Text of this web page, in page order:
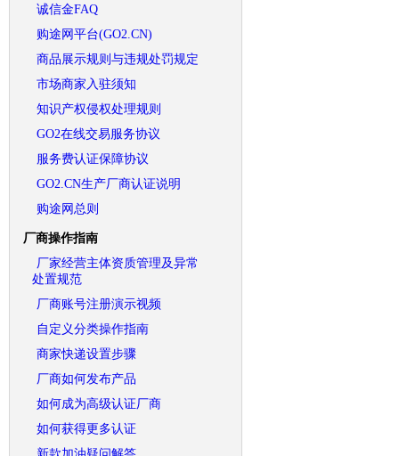
诚信金FAQ
购途网平台(GO2.CN)
商品展示规则与违规处罚规定
市场商家入驻须知
知识产权侵权处理规则
GO2在线交易服务协议
服务费认证保障协议
GO2.CN生产厂商认证说明
购途网总则
厂商操作指南
厂家经营主体资质管理及异常
处置规范
厂商账号注册演示视频
自定义分类操作指南
商家快递设置步骤
厂商如何发布产品
如何成为高级认证厂商
如何获得更多认证